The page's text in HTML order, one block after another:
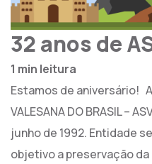
32 anos de
1 min leitura
Estamos de aniversário! A
VALESANA DO BRASIL –
junho de 1992. Entidade
objetivo a preservação